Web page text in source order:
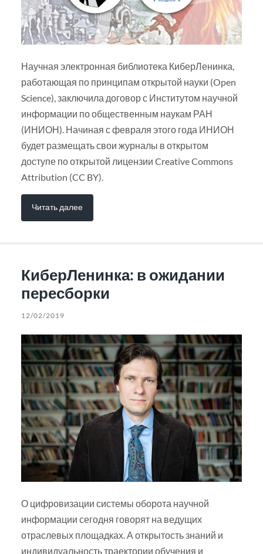
Научная электронная библиотека КиберЛенинка,
работающая по принципам открытой науки (Open
Science), заключила договор с Институтом научной
информации по общественным наукам РАН
(ИНИОН). Начиная с февраля этого года ИНИОН
будет размещать свои журналы в открытом
доступе по открытой лицензии Creative Commons
Attribution (CC BY).
Читать далее
КиберЛенинка: в ожидании
пересборки
12/02/2019
О цифровизации системы оборота научной
информации сегодня говорят на ведущих
отраслевых площадках. А открытость знаний и
индивидуальность траектории обучения и